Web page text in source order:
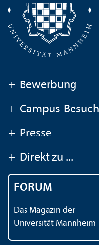
+ Bewerbung
+ Campus-Besuch
+ Presse
+ Direkt zu ...
FORUM
Das Magazin der
Universität Mannheim